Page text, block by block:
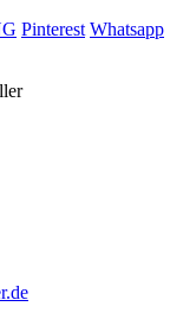
Pinterest Whatsapp